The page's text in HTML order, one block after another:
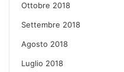
Ottobre 2018
Settembre 2018
Agosto 2018
Luglio 2018